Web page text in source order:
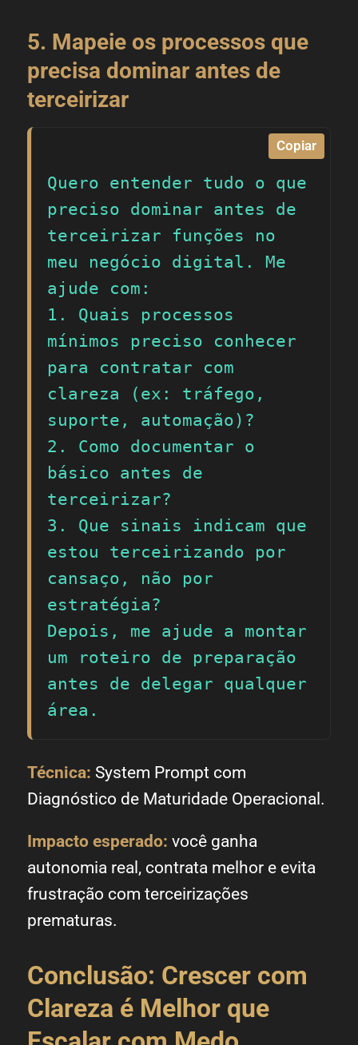
5. Mapeie os processos que
precisa dominar antes de
terceirizar
Copiar
Quero entender tudo o que
preciso dominar antes de
terceirizar funções no
meu negócio digital. Me
ajude com:
1. Quais processos
mínimos preciso conhecer
para contratar com
clareza (ex: tráfego,
suporte, automação)?
2. Como documentar o
básico antes de
terceirizar?
3. Que sinais indicam que
estou terceirizando por
cansaço, não por
estratégia?
Depois, me ajude a montar
um roteiro de preparação
antes de delegar qualquer
área.
Técnica: System Prompt com
Diagnóstico de Maturidade Operacional.
Impacto esperado: você ganha
autonomia real, contrata melhor e evita
frustração com terceirizações
prematuras.
Conclusão: Crescer com
Clareza é Melhor que